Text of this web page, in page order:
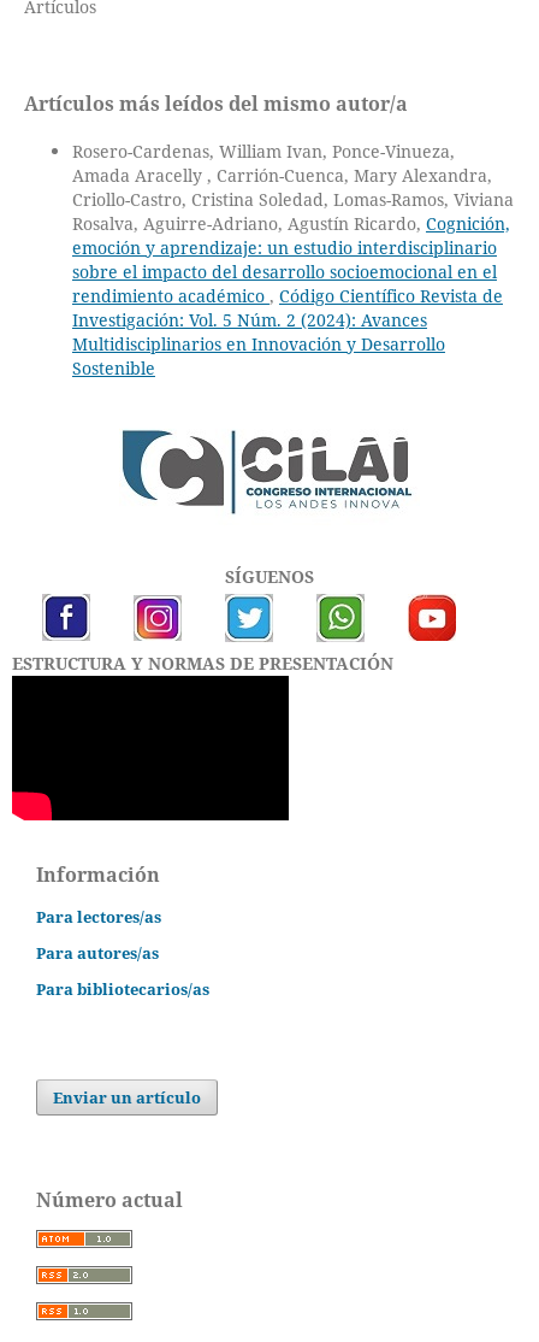
Artículos
Artículos más leídos del mismo autor/a
Rosero-Cardenas, William Ivan, Ponce-Vinueza,
Amada Aracelly , Carrión-Cuenca, Mary Alexandra,
Criollo-Castro, Cristina Soledad, Lomas-Ramos, Viviana
Rosalva, Aguirre-Adriano, Agustín Ricardo, Cognición,
emoción y aprendizaje: un estudio interdisciplinario
sobre el impacto del desarrollo socioemocional en el
rendimiento académico , Código Científico Revista de
Investigación: Vol. 5 Núm. 2 (2024): Avances
Multidisciplinarios en Innovación y Desarrollo
Sostenible
SÍGUENOS
ESTRUCTURA Y NORMAS DE PRESENTACIÓN
Información
Para lectores/as
Para autores/as
Para bibliotecarios/as
Enviar un artículo
Número actual